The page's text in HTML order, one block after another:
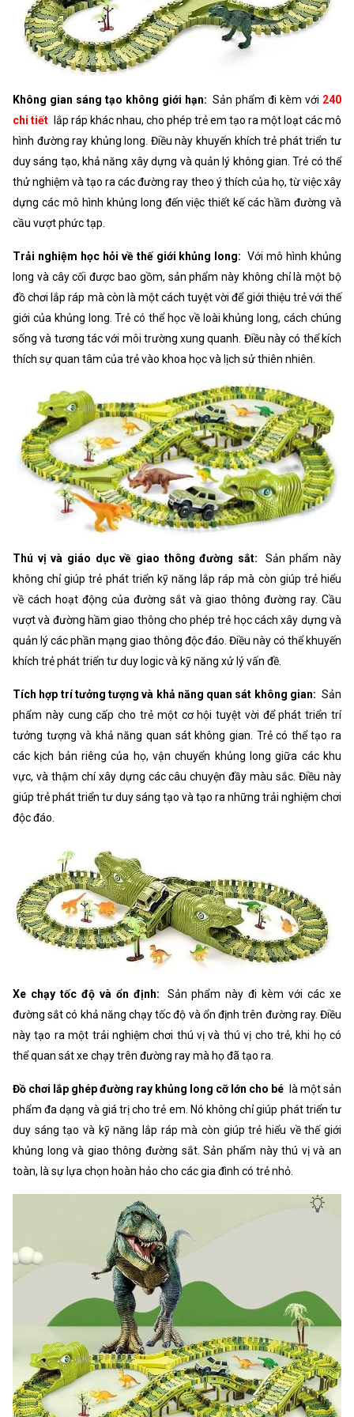
Không gian sáng tạo không giới hạn: Sản phẩm đi kèm với 240
chi tiết
lắp ráp khác nhau, cho phép trẻ em tạo ra một loạt các mô
hình đường ray khủng long. Điều này khuyến khích trẻ phát triển tư
duy sáng tạo, khả năng xây dựng và quản lý không gian. Trẻ có thể
thử nghiệm và tạo ra các đường ray theo ý thích của họ, từ việc xây
dựng các mô hình khủng long đến việc thiết kế các hầm đường và
cầu vượt phức tạp.
Trải nghiệm học hỏi về thế giới khủng long: Với mô hình khủng
long và cây cối được bao gồm, sản phẩm này không chỉ là một bộ
đồ chơi lắp ráp mà còn là một cách tuyệt vời để giới thiệu trẻ với thế
giới của khủng long. Trẻ có thể học về loài khủng long, cách chúng
sống và tương tác với môi trường xung quanh. Điều này có thể kích
thích sự quan tâm của trẻ vào khoa học và lịch sử thiên nhiên.
Thú vị và giáo dục về giao thông đường sắt:
Sản phẩm này
không chỉ giúp trẻ phát triển kỹ năng lắp ráp mà còn giúp trẻ hiểu
về cách hoạt động của đường sắt và giao thông đường ray. Cầu
vượt và đường hầm giao thông cho phép trẻ học cách xây dựng và
quản lý các phần mạng giao thông độc đáo. Điều này có thể khuyến
khích trẻ phát triển tư duy logic và kỹ năng xử lý vấn đề.
Tích hợp trí tưởng tượng và khả năng quan sát không gian: Sản
phẩm này cung cấp cho trẻ một cơ hội tuyệt vời để phát triển trí
tưởng tượng và khả năng quan sát không gian. Trẻ có thể tạo ra
các kịch bản riêng của họ, vận chuyển khủng long giữa các khu
vực, và thậm chí xây dựng các câu chuyện đầy màu sắc. Điều này
giúp trẻ phát triển tư duy sáng tạo và tạo ra những trải nghiệm chơi
độc đáo.
Xe chạy tốc độ và ổn định:
Sản phẩm này đi kèm với các xe
đường sắt có khả năng chạy tốc độ và ổn định trên đường ray. Điều
này tạo ra một trải nghiệm chơi thú vị và thú vị cho trẻ, khi họ có
thể quan sát xe chạy trên đường ray mà họ đã tạo ra.
Đồ chơi lắp ghép đường ray khủng long cỡ lớn cho bé
là một sản
phẩm đa dạng và giá trị cho trẻ em. Nó không chỉ giúp phát triển tư
duy sáng tạo và kỹ năng lắp ráp mà còn giúp trẻ hiểu về thế giới
khủng long và giao thông đường sắt. Sản phẩm này thú vị và an
toàn, là sự lựa chọn hoàn hảo cho các gia đình có trẻ nhỏ.